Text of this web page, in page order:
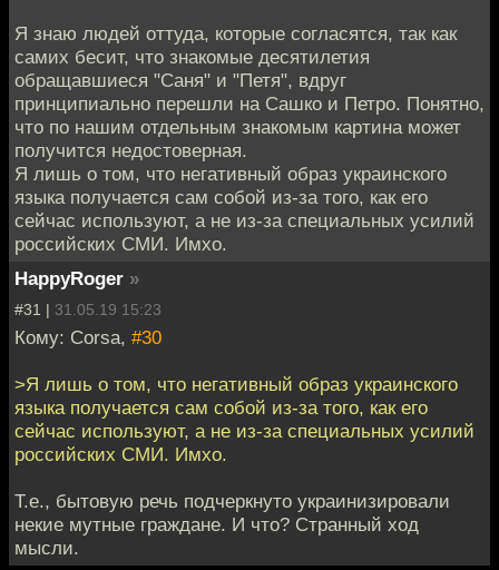
Я знаю людей оттуда, которые согласятся, так как
самих бесит, что знакомые десятилетия
обращавшиеся "Саня" и "Петя", вдруг
принципиально перешли на Сашко и Петро. Понятно,
что по нашим отдельным знакомым картина может
получится недостоверная.
Я лишь о том, что негативный образ украинского
языка получается сам собой из-за того, как его
сейчас используют, а не из-за специальных усилий
российских СМИ. Имхо.
HappyRoger »
#31 | 31.05.19 15:23
Кому: Corsa, #30
>Я лишь о том, что негативный образ украинского
языка получается сам собой из-за того, как его
сейчас используют, а не из-за специальных усилий
российских СМИ. Имхо.
Т.е., бытовую речь подчеркнуто украинизировали
некие мутные граждане. И что? Странный ход
мысли.